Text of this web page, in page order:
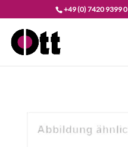
+49 (0) 7420 9399 0